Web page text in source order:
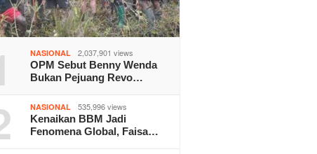
NASIONAL 2,037,901 views
OPM Sebut Benny Wenda
Bukan Pejuang Revo…
NASIONAL 535,996 views
Kenaikan BBM Jadi
Fenomena Global, Faisa…